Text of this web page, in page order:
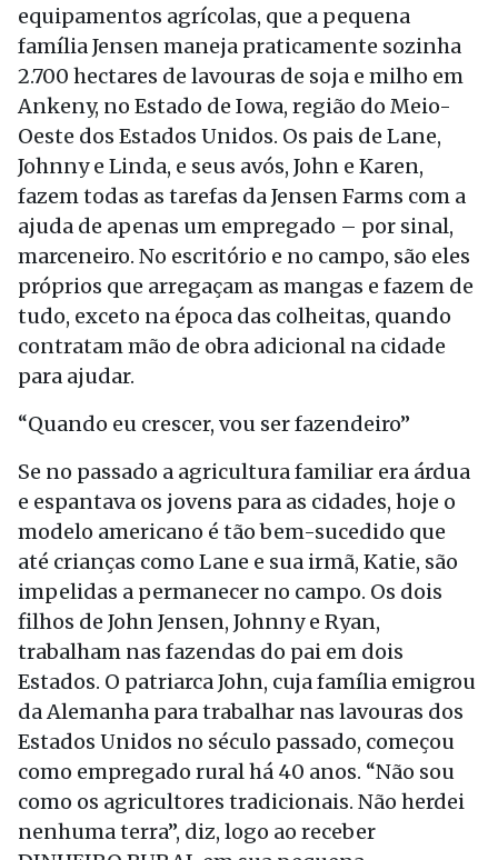
equipamentos agrícolas, que a pequena
família Jensen maneja praticamente sozinha
2.700 hectares de lavouras de soja e milho em
Ankeny, no Estado de Iowa, região do Meio-
Oeste dos Estados Unidos. Os pais de Lane,
Johnny e Linda, e seus avós, John e Karen,
fazem todas as tarefas da Jensen Farms com a
ajuda de apenas um empregado – por sinal,
marceneiro. No escritório e no campo, são eles
próprios que arregaçam as mangas e fazem de
tudo, exceto na época das colheitas, quando
contratam mão de obra adicional na cidade
para ajudar.
“Quando eu crescer, vou ser fazendeiro”
Se no passado a agricultura familiar era árdua
e espantava os jovens para as cidades, hoje o
modelo americano é tão bem-sucedido que
até crianças como Lane e sua irmã, Katie, são
impelidas a permanecer no campo. Os dois
filhos de John Jensen, Johnny e Ryan,
trabalham nas fazendas do pai em dois
Estados. O patriarca John, cuja família emigrou
da Alemanha para trabalhar nas lavouras dos
Estados Unidos no século passado, começou
como empregado rural há 40 anos. “Não sou
como os agricultores tradicionais. Não herdei
nenhuma terra”, diz, logo ao receber